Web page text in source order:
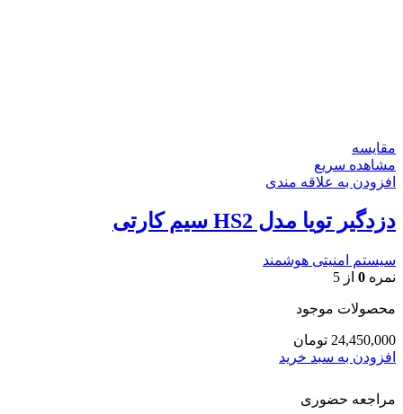
مقایسه
مشاهده سریع
افزودن به علاقه مندی
دزدگیر تویا مدل HS2 سیم کارتی
سیستم امنیتی هوشمند
نمره 0 از 5
محصولات موجود
24,450,000 تومان
افزودن به سبد خرید
مراجعه حضوری